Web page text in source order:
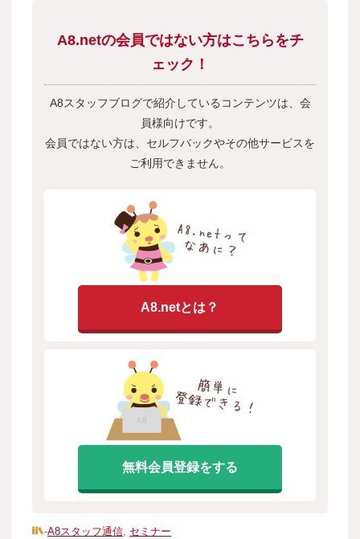
A8.netの会員ではない方はこちらをチ
ェック！
A8スタッフブログで紹介しているコンテンツは、会
員様向けです。
会員ではない方は、セルフバックやその他サービスを
ご利用できません。
A8.netとは？
無料会員登録をする
-A8スタッフ通信, セミナー